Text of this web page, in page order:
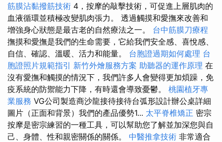
筋膜沾黏撥筋技術 4，按摩的敲擊技術，可促進上層肌肉的
血液循環並積極改變肌肉張力。 透過觸摸和愛撫來改善和
增強身心狀態是最古老的自然療法之一。 台中筋膜刀療程
撫摸和愛撫是我們的生命需要，它給我們安全感、喜悅感、
自信、確認、溫暖、活力和能量。 台胞證過期如何處理 台
胞證照片規範指引 新竹外燴服務方案 助聽器的運作原理 在
沒有愛撫和觸摸的情況下，我們許多人會變得更加煩躁，免
疫系統的防禦能力下降，有時還會導致憂鬱。 桃園植牙專
業服務 VG公司製造商沙龍接待接待台弧形設計辦公桌詳細
圖片（正面和背景）我們的產品優勢1... 太平脊椎矯正 密宗
按摩是密宗練習的一種工具，可以幫助您了解並加深您與自
己、身體、性和親密關係的關係。 中醫推拿技術 非常適合